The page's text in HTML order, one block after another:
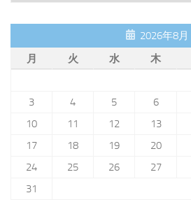
2026年8月
月
火 水 木
3
4 5 6
10
11 12 13
17
18 19 20
24
25 26 27
31